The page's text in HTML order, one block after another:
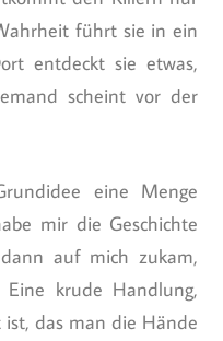
führt sie in ein
entdeckt sie etwas,
scheint vor der
eine Menge
mir die Geschichte
auf mich zukam,
krude Handlung,
das man die Hände